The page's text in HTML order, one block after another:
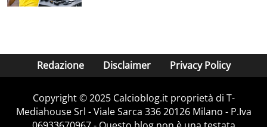
Redazione Disclaimer Privacy Policy
Copyright © 2025 Calcioblog.it proprietà di T-
Mediahouse Srl - Viale Sarca 336 20126 Milano - P.Iva